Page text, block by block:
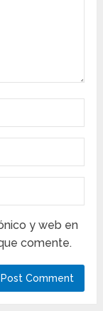
y web en
comente.